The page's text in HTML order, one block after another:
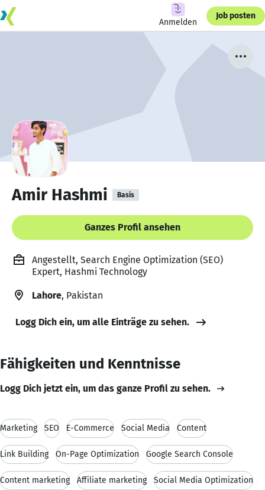
Anmelden
Job posten
Amir Hashmi Basis
Ganzes Profil ansehen
Angestellt, Search Engine Optimization (SEO)
Expert, Hashmi Technology
Lahore, Pakistan
Logg Dich ein, um alle Einträge zu sehen.
Fähigkeiten und Kenntnisse
Logg Dich jetzt ein, um das ganze Profil zu sehen.
Marketing SEO E-Commerce Social Media Content
Link Building On-Page Optimization Google Search Console
Content marketing Affiliate marketing Social Media Optimization